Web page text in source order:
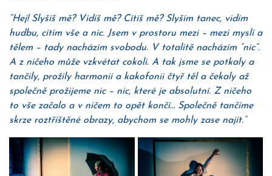
“Hej! Slyšíš mě? Vidíš mě? Cítíš mě? Slyším tanec, vidím
hudbu, cítím vše a nic. Jsem v prostoru mezi – mezi myslí a
tělem – tady nacházím svobodu. V totalitě nacházím “nic”.
A z ničeho může vzkvétat cokoli. A tak jsme se potkaly a
tančily, prožily harmonii a kakofonii čtyř těl a čekaly až
společně prožijeme nic – nic, které je absolutní. Z ničeho
to vše začalo a v ničem to opět končí… Společně tančíme
skrze roztříštěné obrazy, abychom se mohly zase najít.”